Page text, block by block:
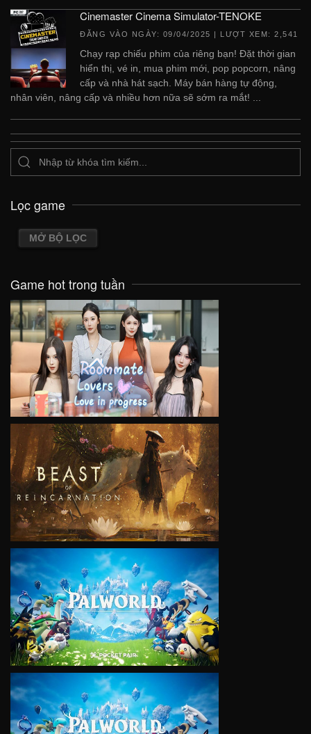
Cinemaster Cinema Simulator-TENOKE
ĐĂNG VÀO NGÀY: 09/04/2025 | LƯỢT XEM: 2,541
Chạy rạp chiếu phim của riêng bạn! Đặt thời gian
hiển thị, vé in, mua phim mới, pop popcorn, nâng
cấp và nhà hát sạch. Máy bán hàng tự động,
nhân viên, nâng cấp và nhiều hơn nữa sẽ sớm ra mắt! ...
Lọc game
MỞ BỘ LỌC
Game hot trong tuần
VIEW
VIEW
VIEW
VIEW